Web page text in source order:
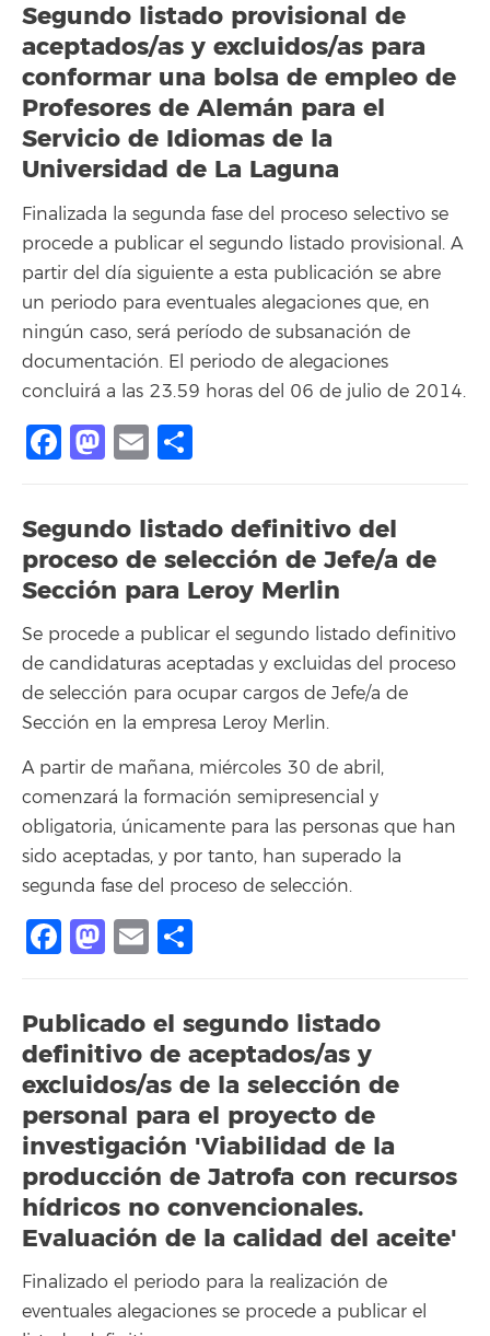
Segundo listado provisional de
aceptados/as y excluidos/as para
conformar una bolsa de empleo de
Profesores de Alemán para el
Servicio de Idiomas de la
Universidad de La Laguna
Finalizada la segunda fase del proceso selectivo se
procede a publicar el segundo listado provisional. A
partir del día siguiente a esta publicación se abre
un periodo para eventuales alegaciones que, en
ningún caso, será período de subsanación de
documentación. El periodo de alegaciones
concluirá a las 23.59 horas del 06 de julio de 2014.
Facebook
Mastodon
Email
Segundo listado definitivo del
proceso de selección de Jefe/a de
Sección para Leroy Merlin
Se procede a publicar el segundo listado definitivo
de candidaturas aceptadas y excluidas del proceso
de selección para ocupar cargos de Jefe/a de
Sección en la empresa Leroy Merlin.
A partir de mañana, miércoles 30 de abril,
comenzará la formación semipresencial y
obligatoria, únicamente para las personas que han
sido aceptadas, y por tanto, han superado la
segunda fase del proceso de selección.
Facebook
Mastodon
Email
Publicado el segundo listado
definitivo de aceptados/as y
excluidos/as de la selección de
personal para el proyecto de
investigación 'Viabilidad de la
producción de Jatrofa con recursos
hídricos no convencionales.
Evaluación de la calidad del aceite'
Finalizado el periodo para la realización de
eventuales alegaciones se procede a publicar el